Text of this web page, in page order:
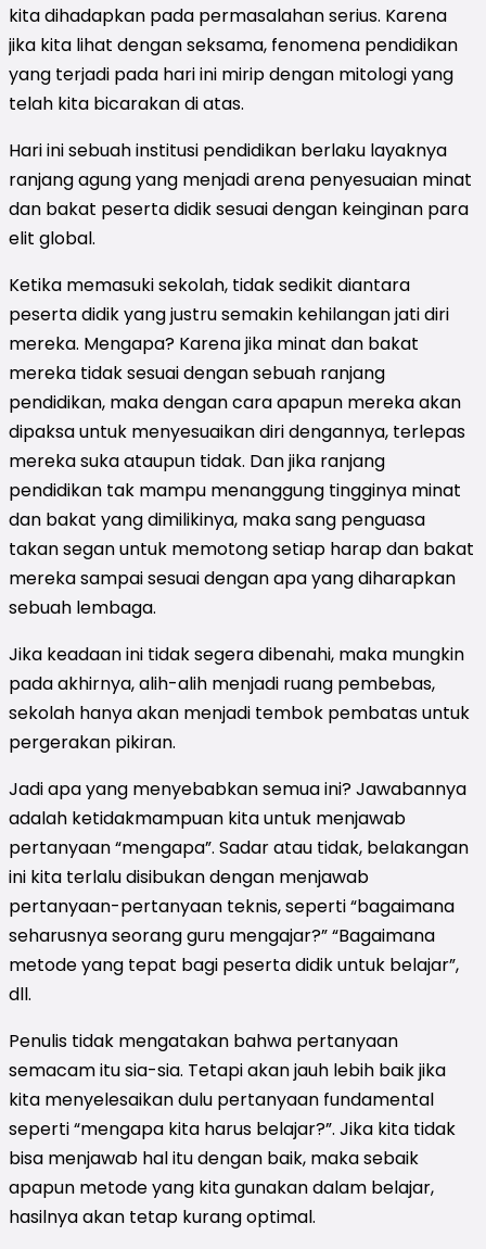
kita dihadapkan pada permasalahan serius. Karena
jika kita lihat dengan seksama, fenomena pendidikan
yang terjadi pada hari ini mirip dengan mitologi yang
telah kita bicarakan di atas.
Hari ini sebuah institusi pendidikan berlaku layaknya
ranjang agung yang menjadi arena penyesuaian minat
dan bakat peserta didik sesuai dengan keinginan para
elit global.
Ketika memasuki sekolah, tidak sedikit diantara
peserta didik yang justru semakin kehilangan jati diri
mereka. Mengapa? Karena jika minat dan bakat
mereka tidak sesuai dengan sebuah ranjang
pendidikan, maka dengan cara apapun mereka akan
dipaksa untuk menyesuaikan diri dengannya, terlepas
mereka suka ataupun tidak. Dan jika ranjang
pendidikan tak mampu menanggung tingginya minat
dan bakat yang dimilikinya, maka sang penguasa
takan segan untuk memotong setiap harap dan bakat
mereka sampai sesuai dengan apa yang diharapkan
sebuah lembaga.
Jika keadaan ini tidak segera dibenahi, maka mungkin
pada akhirnya, alih-alih menjadi ruang pembebas,
sekolah hanya akan menjadi tembok pembatas untuk
pergerakan pikiran.
Jadi apa yang menyebabkan semua ini? Jawabannya
adalah ketidakmampuan kita untuk menjawab
pertanyaan “mengapa”. Sadar atau tidak, belakangan
ini kita terlalu disibukan dengan menjawab
pertanyaan-pertanyaan teknis, seperti “bagaimana
seharusnya seorang guru mengajar?” “Bagaimana
metode yang tepat bagi peserta didik untuk belajar”,
dll.
Penulis tidak mengatakan bahwa pertanyaan
semacam itu sia-sia. Tetapi akan jauh lebih baik jika
kita menyelesaikan dulu pertanyaan fundamental
seperti “mengapa kita harus belajar?”. Jika kita tidak
bisa menjawab hal itu dengan baik, maka sebaik
apapun metode yang kita gunakan dalam belajar,
hasilnya akan tetap kurang optimal.